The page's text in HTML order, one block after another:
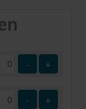
- +
- +